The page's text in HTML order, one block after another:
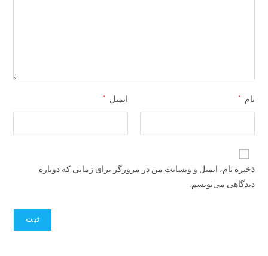
نام * ایمیل *
ذخیره نام، ایمیل و وبسایت من در مرورگر برای زمانی که دوباره
دیدگاهی می‌نویسم.